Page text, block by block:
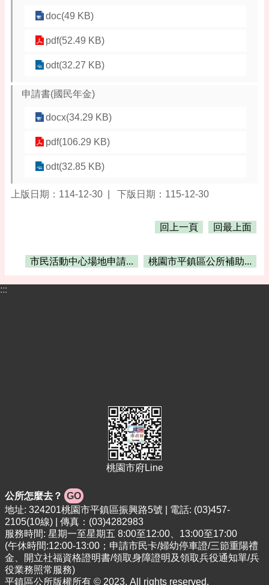
doc(49 KB)
pdf(52.49 KB)
odt(32.27 KB)
申請書(國民年金)
docx(34.29 KB)
pdf(106.29 KB)
odt(32.85 KB)
上版日期：114-12-30 下版日期：115-12-30
回上一頁 回最上面
市民活動中心場地申請... 桃園市平鎮區公所補助...
:::
桃園市府Line
公所怎麼去？ GO
地址: 324201桃園市平鎮區振興路5號 | 電話: (03)457-
2105(10線) | 傳真：(03)4282983
服務時間: 星期一至星期五 8:00至12:00、13:00至17:00
(午休時間:12:00-13:00；申請市民卡/婦幼停車證/三節重陽禮
金、開立社福資格證明書/領取身障證明及領取兵役通知單/兵
役業務照常服務)
平鎮區公所版權所有 © 2023. All rights reserved.